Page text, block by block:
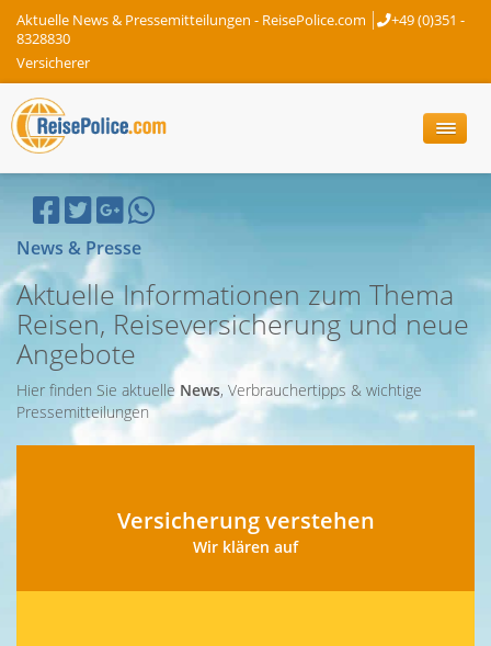
Aktuelle News & Pressemitteilungen - ReisePolice.com
+49 (0)351 -
8328830
Versicherer
News & Presse
Aktuelle Informationen zum Thema
Reisen, Reiseversicherung und neue
Angebote
Hier finden Sie aktuelle News, Verbrauchertipps & wichtige
Pressemitteilungen
Versicherung verstehen
Wir klären auf